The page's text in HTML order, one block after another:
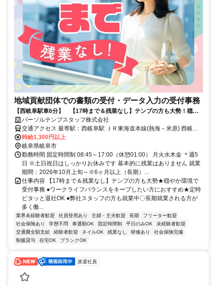
地域貢献団体での書類の受付・データ入力の受付事務
【西岐阜駅車6分】 【17時まで＆残業なし】テンプの方も大勢！穏や
か環境で受付事務
パーソルテンプスタッフ株式会社
交通アクセス 最寄駅：西岐阜駅 ＪＲ東海道本線(熱海－米原) 西岐阜
駅 車6分 名鉄名古屋本線 名鉄岐阜駅 車16分 瑞穂市や羽島市方面から
も通勤しやすい岐阜県庁近くのエリアです 車通勤可能 ※無料駐車場
がご利用いただけます！
時給1,300円以上
岐阜県岐阜市
勤務時間 固定時間制 08:45～17:00（休憩01:00） 月火水木金 ＊週5
日 ※土日祝日はしっかりお休みです 基本的に残業はありません 就業
期間：2026年10月上旬～※6ヶ月以上（長期）...
仕事内容 【17時まで＆残業なし】テンプの方も大勢★穏やか環境で
受付事務 ●ワークライフバランスをキープしたい方におすすめ★定時
ピタッと退社OK ●弊社スタッフの方も就業中〇長期就業される方が
多く働...
業界未経験者歓迎 社員登用あり 主婦・主夫歓迎 長期
フリーター歓迎
社会保険あり
学歴不問 車通勤OK 固定時間制 平日のみOK
未経験者歓迎
交通費全額支給
経験者歓迎 ネイルOK 残業なし 研修あり
社会保険完備
制服貸与
在宅OK ブランクOK
派遣社員